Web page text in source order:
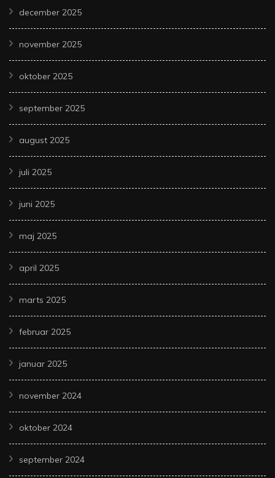
december 2025
november 2025
oktober 2025
september 2025
august 2025
juli 2025
juni 2025
maj 2025
april 2025
marts 2025
februar 2025
januar 2025
november 2024
oktober 2024
september 2024